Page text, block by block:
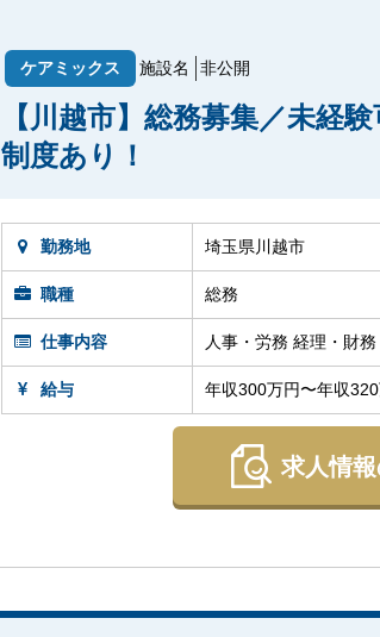
ケアミックス 施設名 非公開
【川越市】総務募集／未経
制度あり！
勤務地 埼玉県川越市
職種 総務
仕事内容 人事・労務 経理・財
給与 年収300万円〜年収
求人情